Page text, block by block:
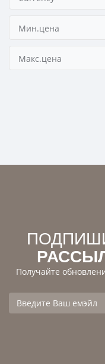
Мин.цена
Макс.цена
Получайте